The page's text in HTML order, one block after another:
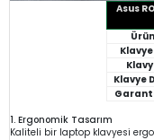
Asus
Klavye
1. Ergonomik Tasarım
Kaliteli bir laptop klavyesi